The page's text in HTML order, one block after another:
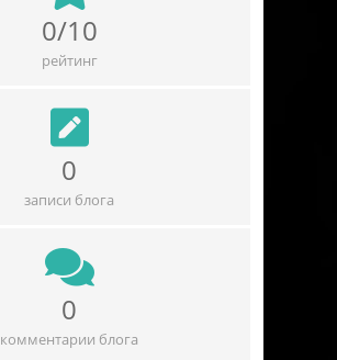
0/10
рейтинг
0
записи блога
0
комментарии блога